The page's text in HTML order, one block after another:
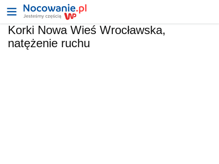
Korki Nowa Wieś Wrocławska,
natężenie ruchu